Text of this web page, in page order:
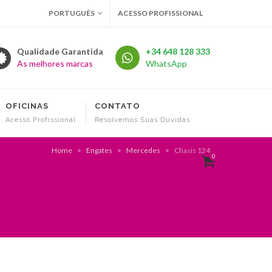
PORTUGUÊS ACESSO PROFISSIONAL
Qualidade Garantida
As melhores marcas
+34 648 128 333
WhatsApp
OFICINAS
Acesso Profissional
CONTATO
Resolvemos Suas Dúvidas
0
Home Engates Mercedes Chasis 124